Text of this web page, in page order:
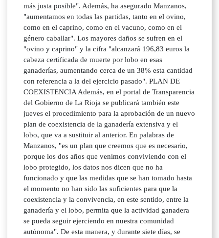
más justa posible". Además, ha asegurado Manzanos,
"aumentamos en todas las partidas, tanto en el ovino,
como en el caprino, como en el vacuno, como en el
género caballar". Los mayores daños se sufren en el
"ovino y caprino" y la cifra "alcanzará 196,83 euros la
cabeza certificada de muerte por lobo en esas
ganaderías, aumentando cerca de un 38% esta cantidad
con referencia a la del ejercicio pasado". PLAN DE
COEXISTENCIA Además, en el portal de Transparencia
del Gobierno de La Rioja se publicará también este
jueves el procedimiento para la aprobación de un nuevo
plan de coexistencia de la ganadería extensiva y el
lobo, que va a sustituir al anterior. En palabras de
Manzanos, "es un plan que creemos que es necesario,
porque los dos años que venimos conviviendo con el
lobo protegido, los datos nos dicen que no ha
funcionado y que las medidas que se han tomado hasta
el momento no han sido las suficientes para que la
coexistencia y la convivencia, en este sentido, entre la
ganadería y el lobo, permita que la actividad ganadera
se pueda seguir ejerciendo en nuestra comunidad
autónoma". De esta manera, y durante siete días, se